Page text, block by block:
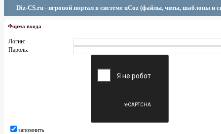
Diz-CS.ru - игровой портал в системе uCoz (файлы, читы, шаблоны и
Форма входа
Логин:
Пароль:
запомнить